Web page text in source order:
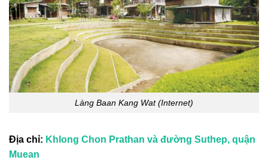
Làng Baan Kang Wat (Internet)
Địa chỉ: Khlong Chon Prathan và đường Suthep, quận
Muean